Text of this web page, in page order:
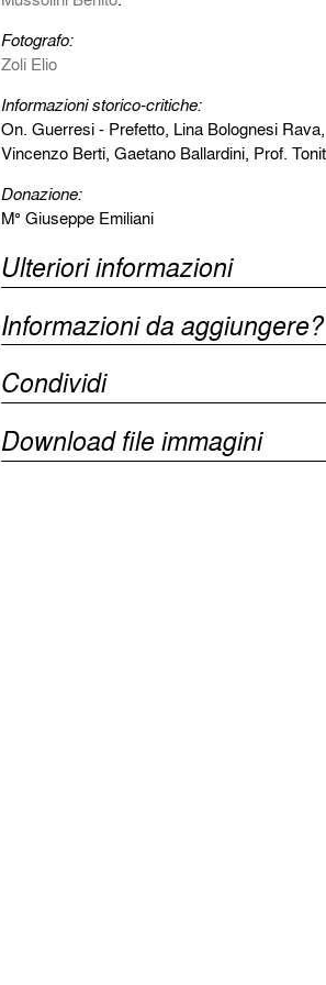
Fotografo:
Zoli Elio
Informazioni storico-critiche:
On. Guerresi - Prefetto, Lina Bolognesi
Vincenzo Berti, Gaetano Ballardini, Prof.
Donazione:
M° Giuseppe Emiliani
Ulteriori informazioni
Informazioni da aggiungere?
Condividi
Download file immagini